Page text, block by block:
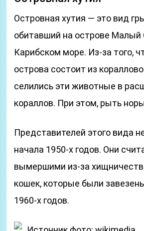
Островная хутия — это вид
обитавший на острове Малый
Карибском море. Из-за того,
острова состоит из
селились эти животные в
кораллов. При этом, рыть
Представителей этого вида
начала 1950-х годов. Они
вымершими из-за
кошек, которые были
1960-х годов.